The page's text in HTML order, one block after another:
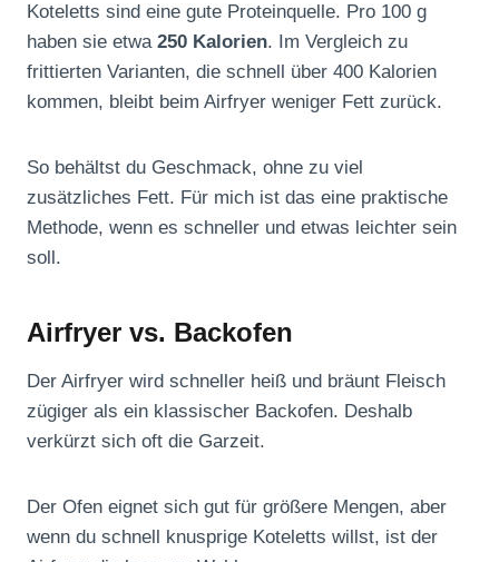
Koteletts sind eine gute Proteinquelle. Pro 100 g
haben sie etwa 250 Kalorien. Im Vergleich zu
frittierten Varianten, die schnell über 400 Kalorien
kommen, bleibt beim Airfryer weniger Fett zurück.
So behältst du Geschmack, ohne zu viel
zusätzliches Fett. Für mich ist das eine praktische
Methode, wenn es schneller und etwas leichter sein
soll.
Airfryer vs. Backofen
Der Airfryer wird schneller heiß und bräunt Fleisch
zügiger als ein klassischer Backofen. Deshalb
verkürzt sich oft die Garzeit.
Der Ofen eignet sich gut für größere Mengen, aber
wenn du schnell knusprige Koteletts willst, ist der